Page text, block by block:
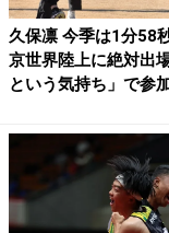
久保凛 今季は1分58
京世界陸上に絶対出
という気持ち」で参